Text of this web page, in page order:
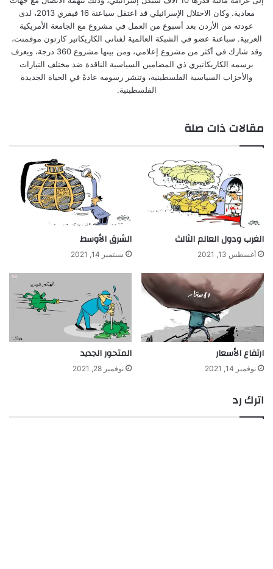
معادية. وكان الاحتلال الإسرائيلي قد اعتقل سباعنة 16 فيفري 2013، لدى
عودته من الأردن بعد أسبوع من العمل في مشروع مع الجامعة الأمريكية
العربية. سباعنة عضو في الشبكة العالمية لفناني الكاريكاتير كارتون موفمنت،
وقد شارك في أكثر من مشروع إعلامي، ومن بينها مشروع 360 درجة، ويعرف
برسمه الكاريكاتيري ذي المضامين السياسية الناقدة ضد مختلف التيارات
والأحزاب السياسية الفلسطينية، وتنشر رسومه عادةً في الحياة الجديدة
الفلسطينية.
مقالات ذات صلة
الغرب ودول العالم الثالث
أغسطس 13, 2021
الشرق الأوسط
سبتمبر 14, 2021
ارتفاع الأسعار
نوفمبر 14, 2021
المتحور الجديد
نوفمبر 28, 2021
اترك رد